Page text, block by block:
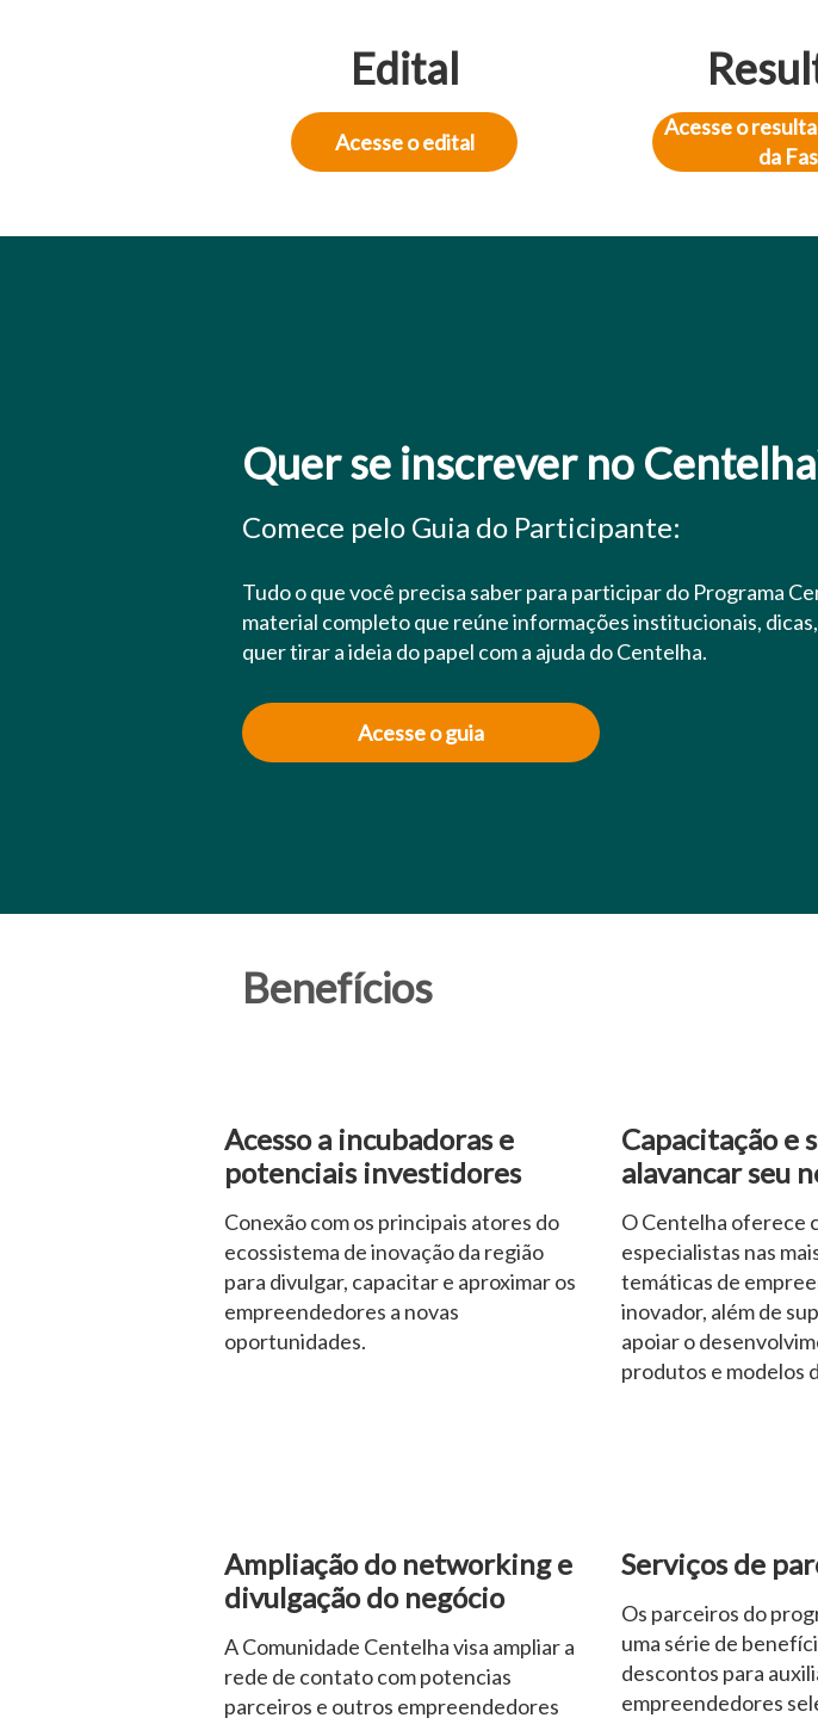
Edital
Acesse o edital
Acesse o
da
Quer se inscrever no
Comece pelo Guia do Participante:
Tudo o que você precisa saber para participar do Programa
material completo que reúne informações institucionais,
quer tirar a ideia do papel com a ajuda do Centelha.
Acesse o guia
Benefícios
Acesso a incubadoras e
potenciais investidores
Conexão com os principais atores do
ecossistema de inovação da região
para divulgar, capacitar e aproximar os
empreendedores a novas
oportunidades.
Capacitação e
alavancar seu
O Centelha oferece
especialistas nas
temáticas de
inovador, além de
apoiar o
produtos e modelos
Ampliação do networking e
divulgação do negócio
A Comunidade Centelha visa ampliar a
rede de contato com potencias
parceiros e outros empreendedores
Serviços de
Os parceiros do
uma série de
descontos para
empreendedores